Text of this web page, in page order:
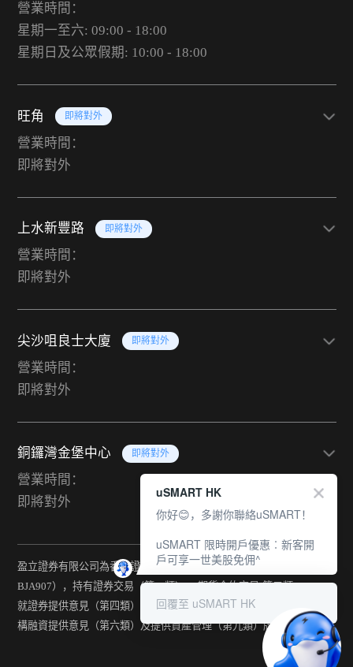
營業時間：
星期一至六: 09:00 - 18:00
星期日及公眾假期: 10:00 - 18:00
旺角 即將對外
營業時間：
即將對外
上水新豐路 即將對外
營業時間：
即將對外
尖沙咀良士大廈 即將對外
營業時間：
即將對外
銅鑼灣金堡中心 即將對外
營業時間：
即將對外
盈立證券有限公司為香港證監會持牌法團（中央編號：
BJA907），持有證券交易（第一類） 、期貨合約交易(第二類) 、
就證券提供意見（第四類） 、就期貨合約提供意見(第五類) 、就機
構融資提供意見（第六類）及提供資產管理（第九類）牌照。
uSMART HK
你好😊，多謝你聯絡uSMART！
uSMART 限時開戶優惠︰新客開
戶可享一世美股免佣^
回覆至 uSMART HK